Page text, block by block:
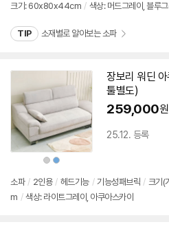
크기: 60x80x44cm / 색상: 머드그레이, 블루그
TIP 소재별로 알아보는 소파
상
품
색
상
상
품
상
장보리 워딘
툴별도)
259,000원
25.12. 등록
소파 / 2인용 / 헤드기능 / 기능성패브릭 / 크기(
m / 색상: 라이트그레이, 아쿠아스카이